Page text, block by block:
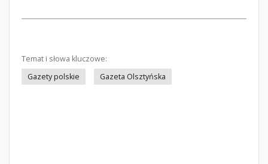
Temat i słowa kluczowe:
Gazety polskie
Gazeta Olsztyńska